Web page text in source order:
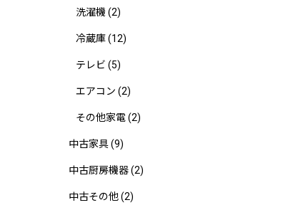
洗濯機 (2)
冷蔵庫(12)
テレビ (5)
エアコン (2)
その他家電(2)
中古家具(9)
中古厨房機器(2)
中古その他(2)